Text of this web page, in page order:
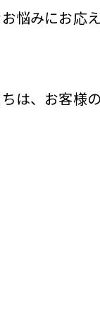
悩みにお応
は、お客様